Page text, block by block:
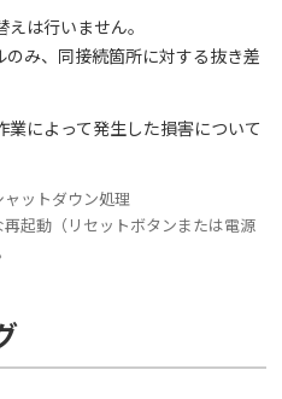
は行いません。
のみ、同接続箇所に対する抜き差
によって発生した損害について
ットダウン処理
起動（リセットボタンまたは電源